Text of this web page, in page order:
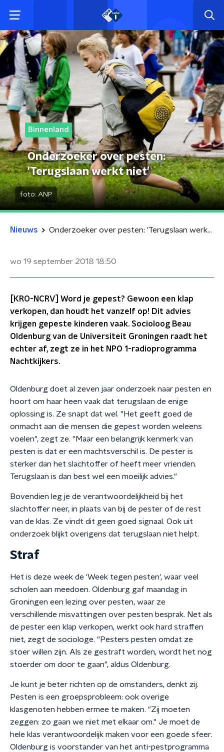
Binnenland
Onderzoeker over pesten:
'Terugslaan werkt niet'
foto: ANP
Nieuws Onderzoeker over pesten: 'Terugslaan werkt niet'
wo 19 september 2018 18:50
[KRO-NCRV] Word je gepest? Gewoon een klap
verkopen, dan houdt het vanzelf op! Dit advies
krijgen gepeste kinderen vaak. Socioloog Beau
Oldenburg van de Universiteit Groningen raadt het
echter af, zegt ze in het NPO 1-radioprogramma
Nachtkijkers.
Oldenburg doet al zeven jaar onderzoek naar pesten en
hoort om haar heen vaak dat terugslaan de enige
oplossing is. Ze snapt dat wel. "Het geeft goed de
onmacht aan die mensen die gepest worden weleens
voelen", zegt ze. "Maar een belangrijk kenmerk van
pesten is dat er een machtsverschil is. De pester is
sterker dan het slachtoffer of heeft meer vrienden.
Terugslaan is dan best wel een moeilijk advies."
Bovendien leg je de verantwoordelijkheid bij het
slachtoffer neer, in plaats van bij de pester of de rest
van de klas. Ze vindt dit geen goed signaal. Ook uit
onderzoek blijkt overigens dat terugslaan niet helpt.
Straf
Het is deze week de 'Week tegen pesten', waar veel
scholen aan meedoen. Oldenburg gaf maandag in
Groningen een lezing over pesten, waar ze
verschillende misvattingen over pesten besprak. Net als
de pester een klap verkopen, werkt ook hard straffen
niet, zegt de sociologe. "Pesters pesten omdat ze
stoer willen zijn. Als ze gestraft worden, wordt het nog
stoerder om door te gaan", aldus Oldenburg.
Je kunt je beter richten op de omstanders, denkt zij.
Pesten is een groepsprobleem: ook overige
klasgenoten hebben ermee te maken. "Zij moeten
zeggen: zo gaan we niet met elkaar om." Je moet de
hele klas verantwoordelijk maken voor een goede sfeer.
Oldenburg is voorstander van het anti-pestprogramma